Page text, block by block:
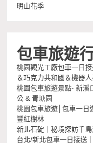
明山花季
包車旅遊
桃園觀光工廠包車一日
＆巧克力共和國＆機器
桃園包車旅遊景點- 新溪
公 & 青塘園
桃園包車旅遊│包車一日
豐紅樹林
新北石碇｜秘境探訪千
台北/新北包車一日接送